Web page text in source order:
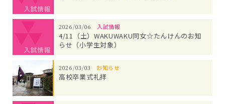
2026/03/06 入試情報
4/11（土）WAKUWAKU同女☆たんけんのお知
らせ（小学生対象）
2026/03/03 お知らせ
高校卒業式礼拝